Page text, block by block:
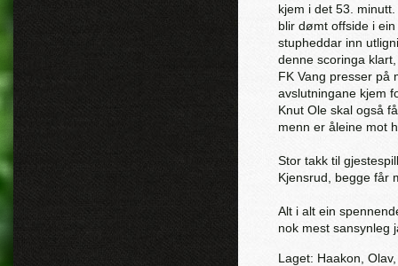
kjem i det 53.
blir dømt offside i
stupheddar inn
denne scoringa
FK Vang presser på
avslutningane kjem
Knut Ole skal også
menn er åleine mot
Stor takk til
Kjensrud, begge får
Alt i alt ein
nok mest sansynleg
Laget: Haakon,